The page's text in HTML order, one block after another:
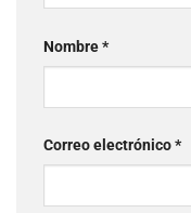
Nombre*
Correo electrónico*